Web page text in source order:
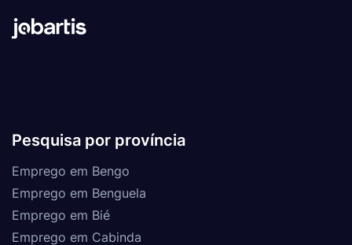
Pesquisa por província
Emprego em Bengo
Emprego em Benguela
Emprego em Bié
Emprego em Cabinda